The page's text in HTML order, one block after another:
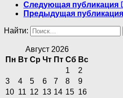
Следующая публикация
Предыдущая публикация
Найти:
Август 2026
Пн Вт Ср Чт Пт Сб Вс
1
2
3
4 5 6 7 8
9
10 11 12 13 14 15 16